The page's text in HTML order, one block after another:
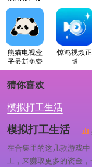
熊猫电视盒
子最新免费
版
惊鸿视频正
版
猜你喜欢
模拟打工生活
模拟打工生活
在合集里的这几款游戏
工，来赚取更多的资金